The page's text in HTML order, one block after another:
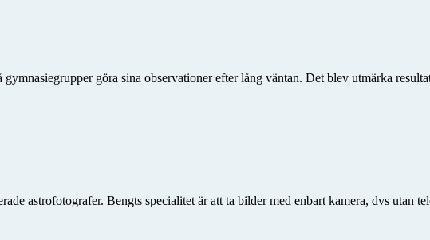
göra sina observationer efter lång väntan. Det blev utmärka
astrofotografer. Bengts specialitet är att ta bilder med enbart kamera, dvs utan